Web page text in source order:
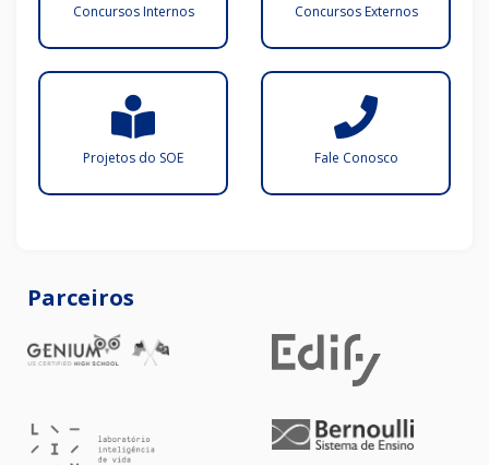
Concursos Internos Concursos Externos
Projetos do SOE Fale Conosco
Parceiros